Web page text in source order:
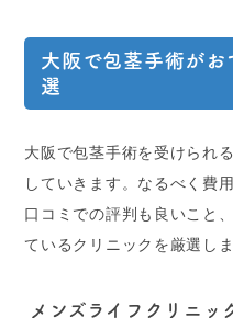
大阪で包茎手術が
選
大阪で包茎手術を受けられ
していきます。なるべく費
口コミでの評判も良いこと
ているクリニックを厳選しま
メンズライフクリニッ